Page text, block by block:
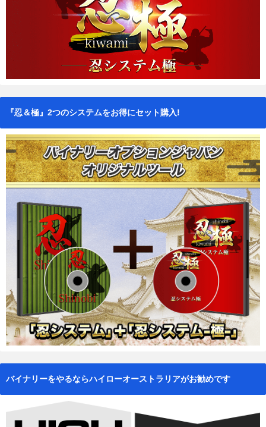
『忍＆極』2つのシステムをお得にセット購入!
バイナリーをやるならハイローオーストラリアがお勧めです